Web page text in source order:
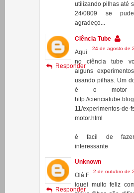
Ciência Tube
24 de agosto de
no ciência tube
alguns
usando pilhas. Um
é o motor
http://
11/experimentos-de-
motor.html
é facil de
interessante
Responder
2 de outubro de
meus filhos são
com alguma coisa
robô escovae o
Responder